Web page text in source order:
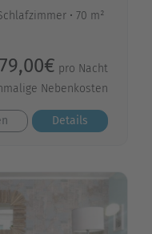
70 m²
79,00€ pro Nacht
Nebenkosten
Details